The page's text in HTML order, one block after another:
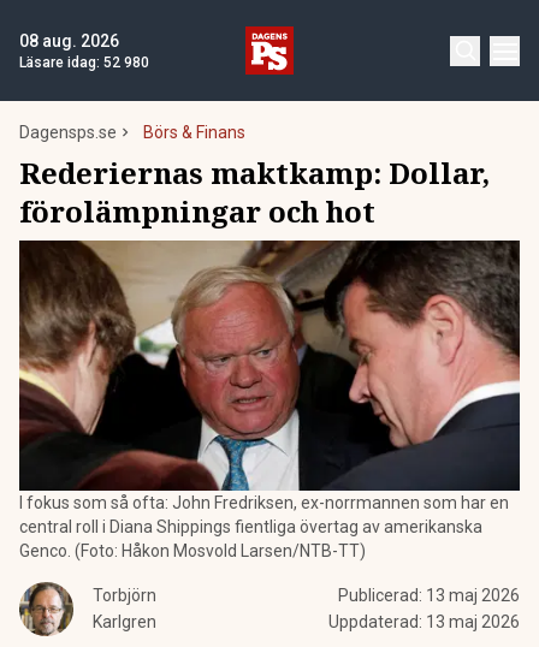
08 aug. 2026
Läsare idag: 52 980
Dagensps.se Börs & Finans
Rederiernas maktkamp: Dollar,
förolämpningar och hot
I fokus som så ofta: John Fredriksen, ex-norrmannen som har en
central roll i Diana Shippings fientliga övertag av amerikanska
Genco. (Foto: Håkon Mosvold Larsen/NTB-TT)
Torbjörn
Karlgren
Publicerad: 13 maj 2026
Uppdaterad: 13 maj 2026